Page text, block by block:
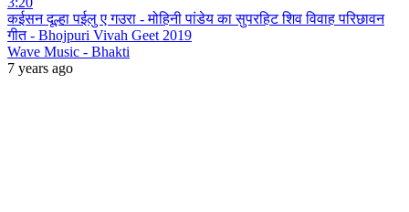
कईसन दूल्हा पईलु ए गउरा - मोहिनी पांडेय का सुपरहिट शिव विवाह परिछावन
गीत - Bhojpuri Vivah Geet 2019
Wave Music - Bhakti
7 years ago